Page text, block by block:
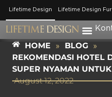
Lifetime Design Lifetime Design
HOME » BLOG »
REKOMENDASI HOTEL
SUPER NYAMAN
August 12, 2022